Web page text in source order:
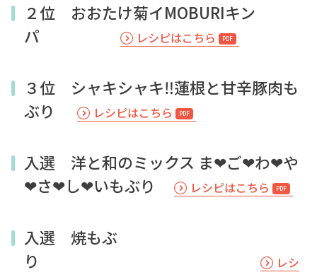
２位 おおたけ菊イMOBURIキン
パ
レシピはこちら
３位 シャキシャキ‼︎蓮根と甘辛豚肉も
ぶり
レシピはこちら
入選 洋と和のミックス ま❤ご❤わ❤や
❤さ❤し❤いもぶり
レシピはこちら
入選 焼もぶ
り
レシ